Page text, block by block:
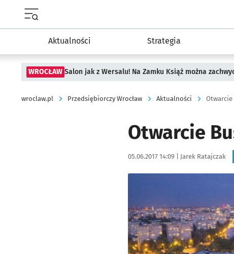
Aktualności Strategia
WROCŁAW Salon jak z Wersalu! Na Zamku Książ można
wroclaw.pl Przedsiębiorczy Wrocław Aktualności Otwarcie
Otwarcie
Data publikacji:
05.06.2017 14:09 | Autor:
Jarek Ratajczak